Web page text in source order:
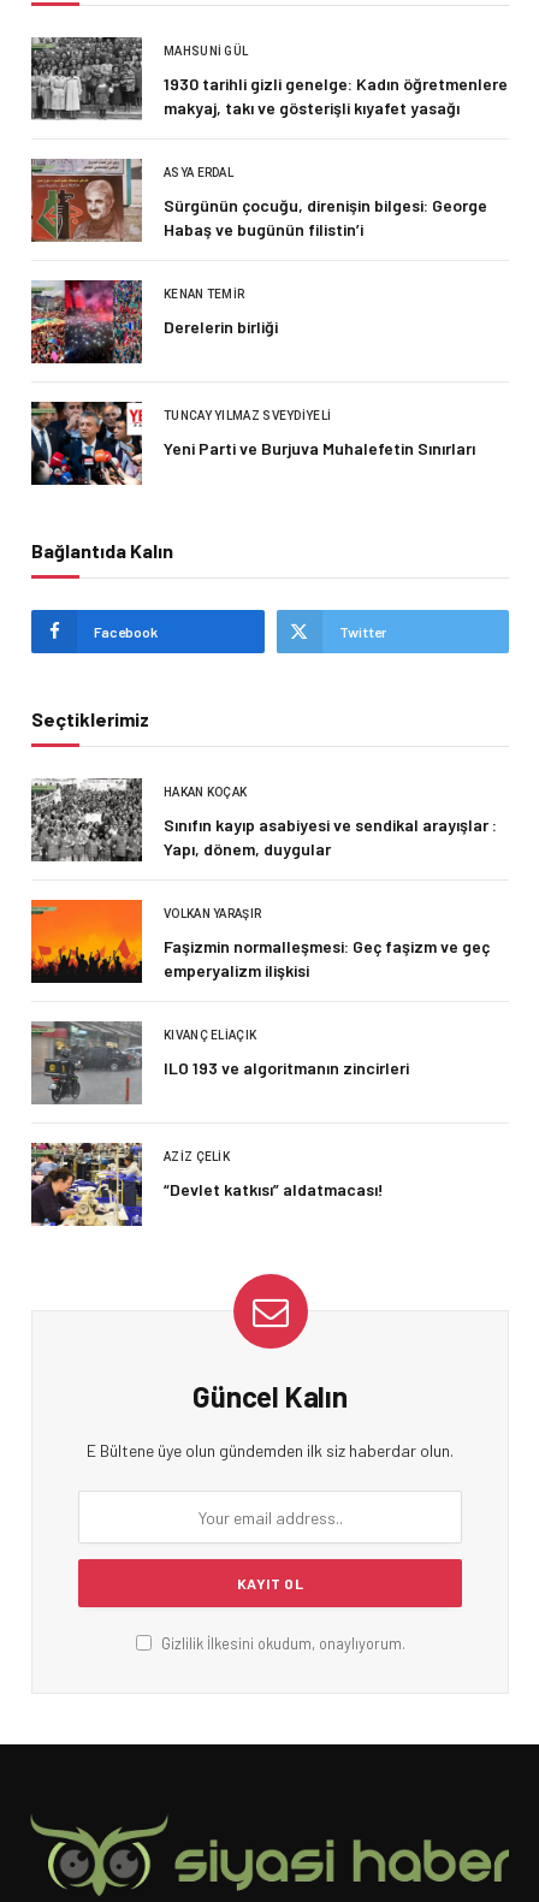
MAHSUNI GÜL
1930 tarihli gizli genelge: Kadın öğretmenlere
makyaj, takı ve gösterişli kıyafet yasağı
ASYA ERDAL
Sürgünün çocuğu, direnişin bilgesi: George
Habaş ve bugünün filistin’i
KENAN TEMIR
Derelerin birliği
TUNCAY YILMAZ SVEYDIYELI
Yeni Parti ve Burjuva Muhalefetin Sınırları
Bağlantıda Kalın
Facebook Twitter
Seçtiklerimiz
HAKAN KOÇAK
Sınıfın kayıp asabiyesi ve sendikal arayışlar :
Yapı, dönem, duygular
VOLKAN YARAŞIR
Faşizmin normalleşmesi: Geç faşizm ve geç
emperyalizm ilişkisi
KIVANÇ ELIAÇIK
ILO 193 ve algoritmanın zincirleri
AZIZ ÇELIK
“Devlet katkısı” aldatmacası!
Güncel Kalın
E Bültene üye olun gündemden ilk siz haberdar olun.
Gizlilik İlkesini okudum, onaylıyorum.